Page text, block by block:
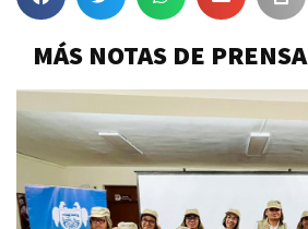
MÁS NOTAS DE PRENSA